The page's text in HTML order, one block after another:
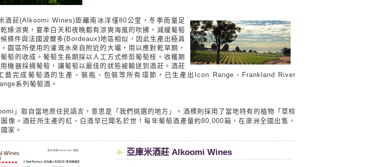
酒莊(Alkoomi Wines)距離南冰洋僅80公里，冬季雨量足
燥涼爽，夏季白天和夜晚都有涼爽海風的吹拂，減緩葡萄
條件與法國波爾多(Bordeaux)地區相似，因此生產出極具
園區所使用的灌溉水來自附近的大壩，用以應對乾旱期，
萄的收成。葡萄生長期採以人工方式修剪葡萄枝。收穫期
機器採摘葡萄，讓葡萄以最佳的狀態被輸送到酒莊。酒莊
藝完成葡萄酒的生產、裝瓶、包裝等所有環節，已生產出Icon Range、Frankland River
系列葡萄酒。
」取自當地原住民語言，意思是「我們挑選的地方」。酒標則採用了當地特有的植物「草棕
像。酒莊所生產的紅、白酒早已聞名於世！每年葡萄酒產量約80,000箱，在澳洲全國出售，
家。
亞庫米酒莊 Alkoomi Wines